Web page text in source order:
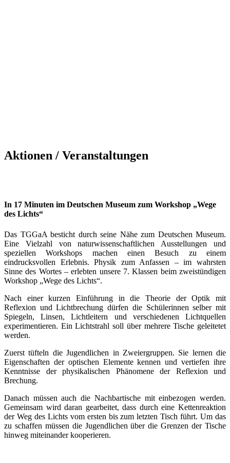
Aktionen / Veranstaltungen
In 17 Minuten im Deutschen Museum zum Workshop „Wege
des Lichts“
Das TGGaA besticht durch seine Nähe zum Deutschen Museum.
Eine Vielzahl von naturwissenschaftlichen Ausstellungen und
speziellen Workshops machen einen Besuch zu einem
eindrucksvollen Erlebnis. Physik zum Anfassen – im wahrsten
Sinne des Wortes – erlebten unsere 7. Klassen beim zweistündigen
Workshop „Wege des Lichts“.
Nach einer kurzen Einführung in die Theorie der Optik mit
Reflexion und Lichtbrechung dürfen die Schülerinnen selber mit
Spiegeln, Linsen, Lichtleitern und verschiedenen Lichtquellen
experimentieren. Ein Lichtstrahl soll über mehrere Tische geleitetet
werden.
Zuerst tüfteln die Jugendlichen in Zweiergruppen. Sie lernen die
Eigenschaften der optischen Elemente kennen und vertiefen ihre
Kenntnisse der physikalischen Phänomene der Reflexion und
Brechung.
Danach müssen auch die Nachbartische mit einbezogen werden.
Gemeinsam wird daran gearbeitet, dass durch eine Kettenreaktion
der Weg des Lichts vom ersten bis zum letzten Tisch führt. Um das
zu schaffen müssen die Jugendlichen über die Grenzen der Tische
hinweg miteinander kooperieren.